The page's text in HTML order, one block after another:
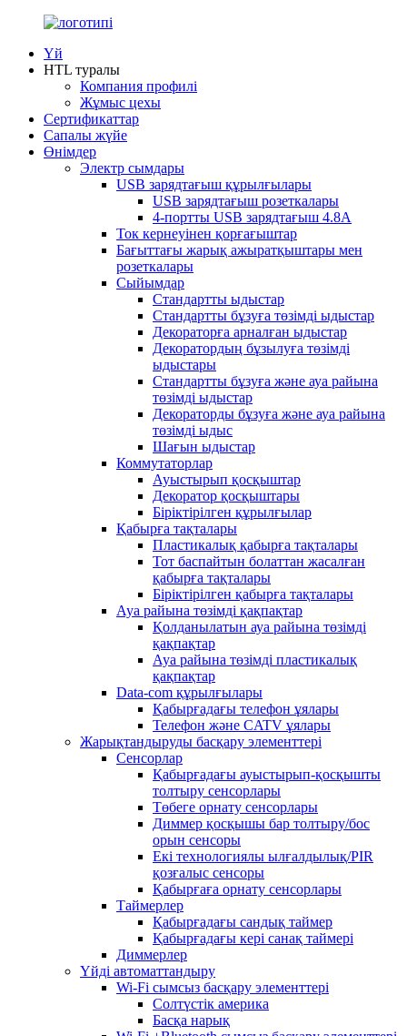
Үй
HTL туралы
Компания профилі
Жұмыс цехы
Сертификаттар
Сапалы жүйе
Өнімдер
Электр сымдары
USB зарядтағыш құрылғылары
USB зарядтағыш розеткалары
4-портты USB зарядтағыш 4.8A
Ток кернеуінен қорғағыштар
Бағыттағы жарық ажыратқыштары мен
розеткалары
Сыйымдар
Стандартты ыдыстар
Стандартты бұзуға төзімді ыдыстар
Декораторға арналған ыдыстар
Декоратордың бұзылуға төзімді
ыдыстары
Стандартты бұзуға және ауа райына
төзімді ыдыстар
Декораторды бұзуға және ауа райына
төзімді ыдыс
Шағын ыдыстар
Коммутаторлар
Ауыстырып қосқыштар
Декоратор қосқыштары
Біріктірілген құрылғылар
Қабырға тақталары
Пластикалық қабырға тақталары
Тот баспайтын болаттан жасалған
қабырға тақталары
Біріктірілген қабырға тақталары
Ауа райына төзімді қақпақтар
Қолданылатын ауа райына төзімді
қақпақтар
Ауа райына төзімді пластикалық
қақпақтар
Data-com құрылғылары
Қабырғадағы телефон ұялары
Телефон және CATV ұялары
Жарықтандыруды басқару элементтері
Сенсорлар
Қабырғадағы ауыстырып-қосқышты
толтыру сенсорлары
Төбеге орнату сенсорлары
Диммер қосқышы бар толтыру/бос
орын сенсоры
Екі технологиялы ылғалдылық/PIR
қозғалыс сенсоры
Қабырғаға орнату сенсорлары
Таймерлер
Қабырғадағы сандық таймер
Қабырғадағы кері санақ таймері
Диммерлер
Үйді автоматтандыру
Wi-Fi сымсыз басқару элементтері
Солтүстік америка
Басқа нарық